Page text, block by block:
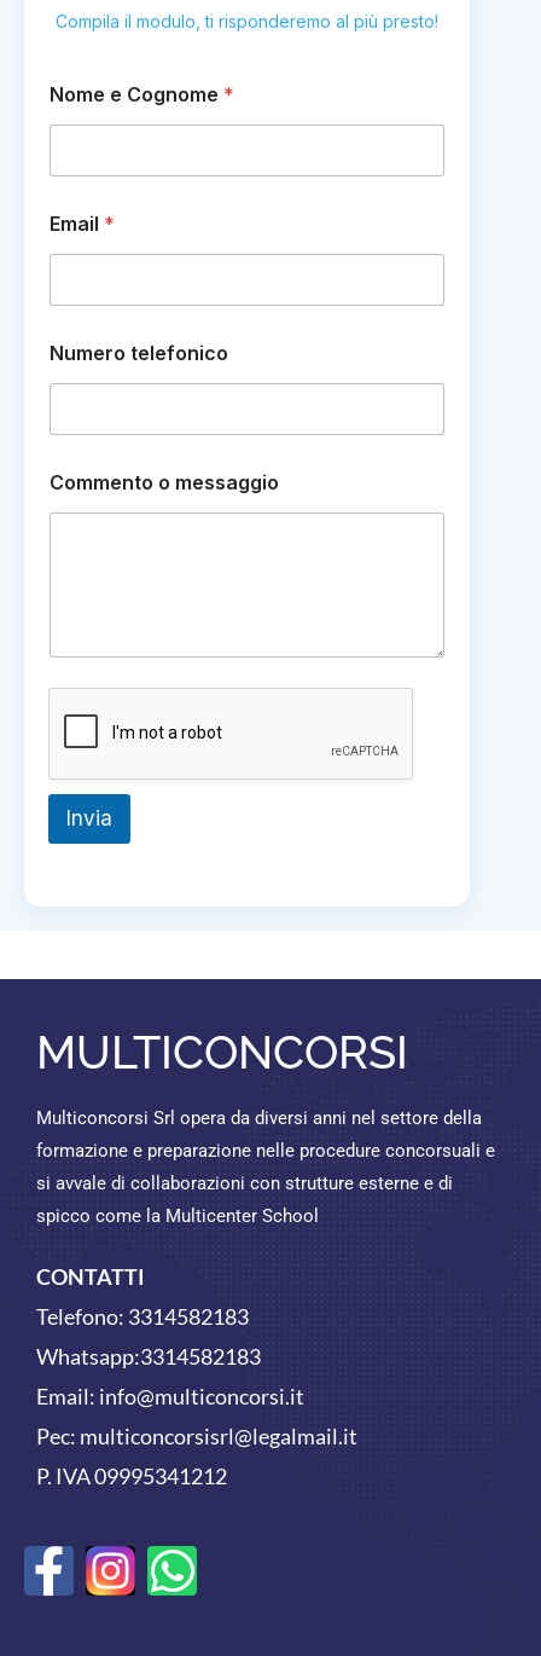
Compila il modulo, ti risponderemo al più presto!
Nome e Cognome *
Email *
e
s
g
i
o
Numero telefonico
Commento o messaggio
Invia
MULTICONCORSI
Multiconcorsi Srl opera da diversi anni nel settore della
formazione e preparazione nelle procedure concorsuali e
si avvale di collaborazioni con strutture esterne e di
spicco come la Multicenter School
CONTATTI
Telefono: 3314582183
Whatsapp:3314582183
Email: info@multiconcorsi.it
Pec: multiconcorsisrl@legalmail.it
P. IVA 09995341212
F
W